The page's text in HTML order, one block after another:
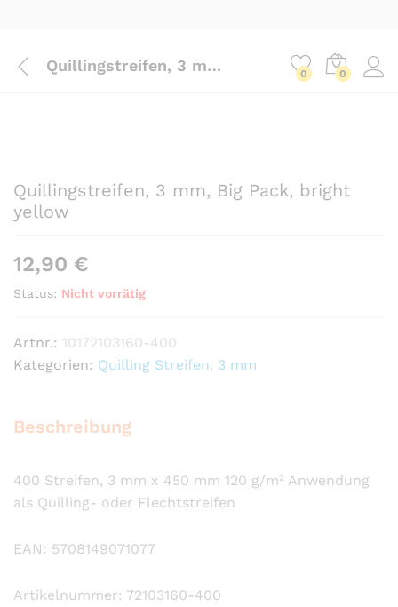
Quillingstreifen, 3 mm, Big Pack, bright yellow 0 0
Quillingstreifen, 3 mm, Big Pack, bright
yellow
12,90 €
Status: Nicht vorrätig
Artnr.: 10172103160-400
Kategorien: Quilling Streifen, 3 mm
Beschreibung
400 Streifen, 3 mm x 450 mm 120 g/m² Anwendung
als Quilling- oder Flechtstreifen
EAN: 5708149071077
Artikelnummer: 72103160-400